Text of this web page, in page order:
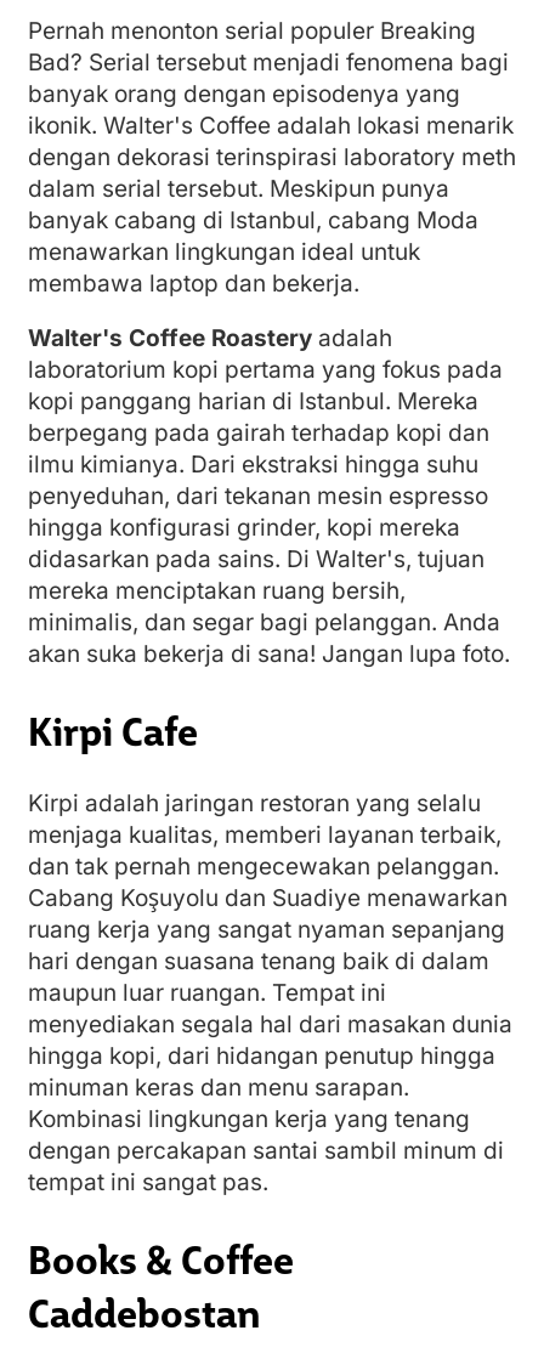
Pernah menonton serial populer Breaking
Bad? Serial tersebut menjadi fenomena bagi
banyak orang dengan episodenya yang
ikonik. Walter's Coffee adalah lokasi menarik
dengan dekorasi terinspirasi laboratory meth
dalam serial tersebut. Meskipun punya
banyak cabang di Istanbul, cabang Moda
menawarkan lingkungan ideal untuk
membawa laptop dan bekerja.
Walter's Coffee Roastery adalah
laboratorium kopi pertama yang fokus pada
kopi panggang harian di Istanbul. Mereka
berpegang pada gairah terhadap kopi dan
ilmu kimianya. Dari ekstraksi hingga suhu
penyeduhan, dari tekanan mesin espresso
hingga konfigurasi grinder, kopi mereka
didasarkan pada sains. Di Walter's, tujuan
mereka menciptakan ruang bersih,
minimalis, dan segar bagi pelanggan. Anda
akan suka bekerja di sana! Jangan lupa foto.
Kirpi Cafe
Kirpi adalah jaringan restoran yang selalu
menjaga kualitas, memberi layanan terbaik,
dan tak pernah mengecewakan pelanggan.
Cabang Koşuyolu dan Suadiye menawarkan
ruang kerja yang sangat nyaman sepanjang
hari dengan suasana tenang baik di dalam
maupun luar ruangan. Tempat ini
menyediakan segala hal dari masakan dunia
hingga kopi, dari hidangan penutup hingga
minuman keras dan menu sarapan.
Kombinasi lingkungan kerja yang tenang
dengan percakapan santai sambil minum di
tempat ini sangat pas.
Books & Coffee
Caddebostan